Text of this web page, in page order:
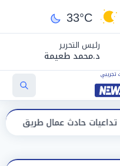
33°C
رئيس التحرير
د.محمد طعيمة
طريق بني سويف الصحراوي